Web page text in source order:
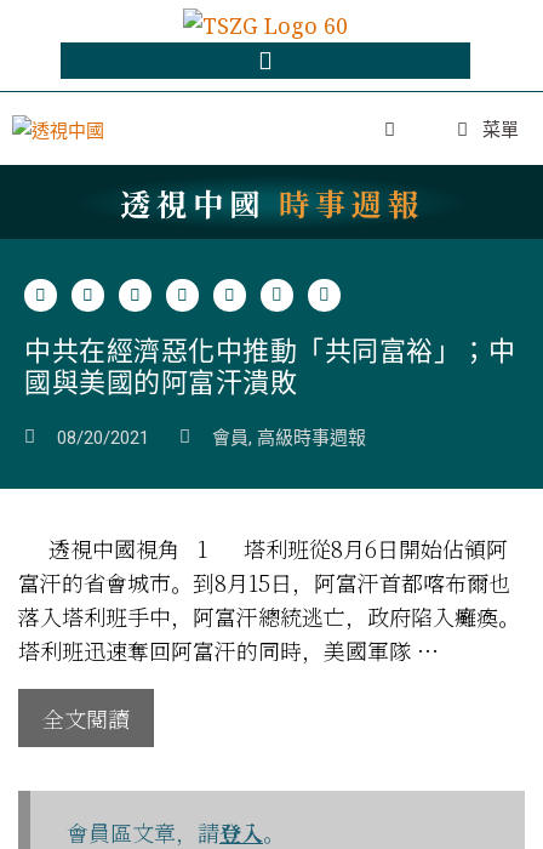
菜單
透視中國 時事週報
中共在經濟惡化中推動「共同富裕」；中
國與美國的阿富汗潰敗
08/20/2021 會員, 高級時事週報
透視中國視角 1 塔利班從8月6日開始佔領阿
富汗的省會城市。到8月15日，阿富汗首都喀布爾也
落入塔利班手中，阿富汗總統逃亡，政府陷入癱瘓。
塔利班迅速奪回阿富汗的同時，美國軍隊 …
全文閱讀
會員區文章，請登入。